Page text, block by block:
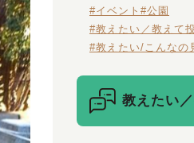
#イベント #公園
#教えたい／教えて
#教えたい/こんなの
教えたい